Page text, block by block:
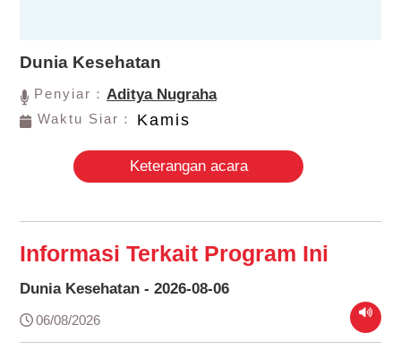
Dunia Kesehatan
Penyiar： Aditya Nugraha
Waktu Siar： Kamis
Keterangan acara
Informasi Terkait Program Ini
Dunia Kesehatan - 2026-08-06
06/08/2026